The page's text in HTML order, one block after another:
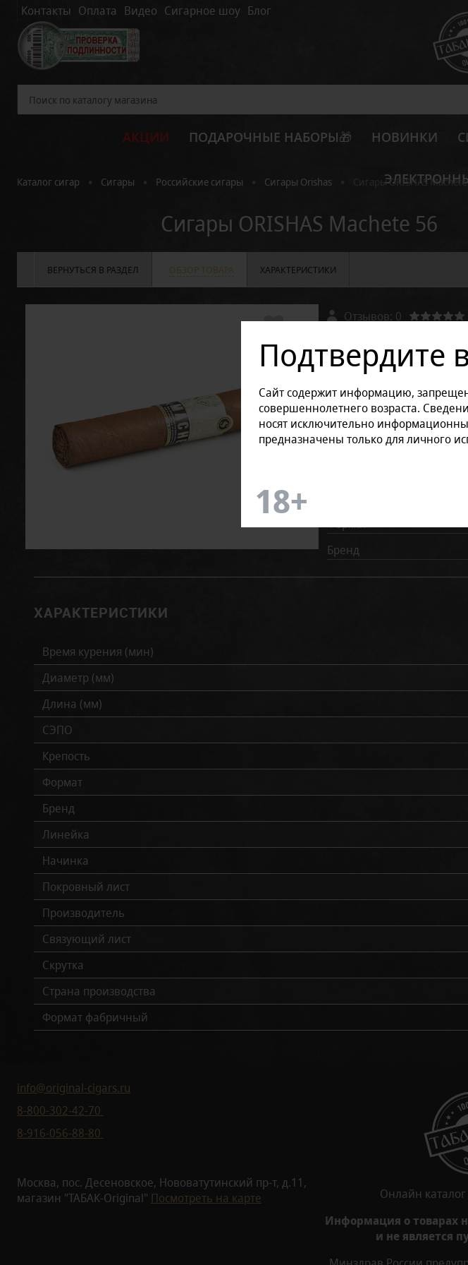
Контакты Оплата Видео Сигарное шоу Блог
АКЦИИ ПОДАРОЧНЫЕ НАБОРЫ🎁 НОВИНКИ
Каталог сигар Сигары Российские сигары Сигары Orishas Сигары ORISHAS
Сигары ORISHAS Machete 56
Подтвердите
Сайт содержит информацию,
совершеннолетнего возраста.
носят исключительно
предназначены только для личного
ВЕРНУТЬСЯ В РАЗДЕЛ ОБЗОР ТОВАРА ХАРАКТЕРИСТИКИ
Отзывов: 0
Характеристики:
Время курения (мин)
Диаметр (мм)
Длина (мм)
Формат
Бренд
ХАРАКТЕРИСТИКИ
Время курения (мин)
Диаметр (мм)
Длина (мм)
СЭПО
Крепость
Формат
Бренд
Линейка
Начинка
Покровный лист
Производитель
Связующий лист
Скрутка
Страна производства
Формат фабричный
info@original-cigars.ru
8-800-302-42-70
8-916-056-88-80
Москва, пос. Десеновское, Нововатутинский пр-т, д.11,
магазин "ТАБАК-Original" Посмотреть на карте
Онлайн
Информация о товарах
и не является